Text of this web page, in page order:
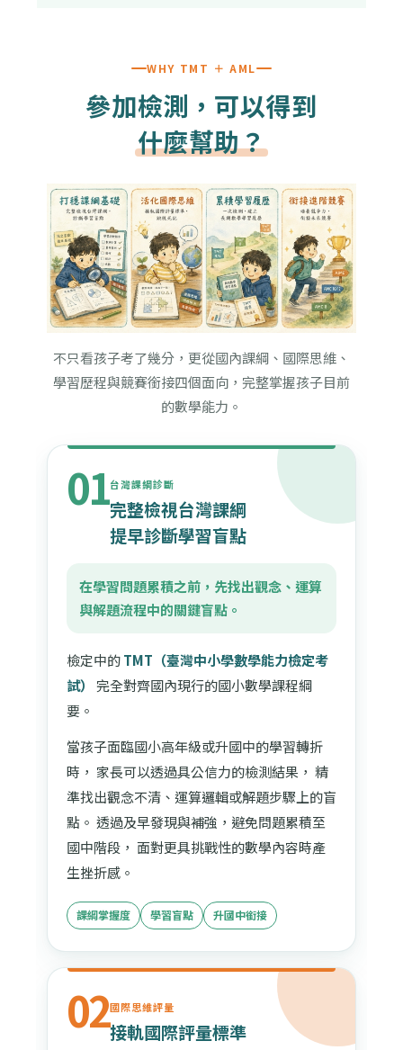
WHY TMT ＋ AML
參加檢測，可以得到
什麼幫助？
不只看孩子考了幾分，更從國內課綱、國際思維、
學習歷程與競賽銜接四個面向，完整掌握孩子目前
的數學能力。
01台灣課綱診斷
完整檢視台灣課綱
提早診斷學習盲點
在學習問題累積之前，先找出觀念、運算
與解題流程中的關鍵盲點。
檢定中的TMT（臺灣中小學數學能力檢定考
試）
完全對齊國內現行的國小數學課程綱
要。
當孩子面臨國小高年級或升國中的學習轉折
時， 家長可以透過具公信力的檢測結果， 精
準找出觀念不清、運算邏輯或解題步驟上的盲
點。 透過及早發現與補強，避免問題累積至
國中階段， 面對更具挑戰性的數學內容時產
生挫折感。
課綱掌握度 學習盲點 升國中銜接
02國際思維評量
接軌國際評量標準